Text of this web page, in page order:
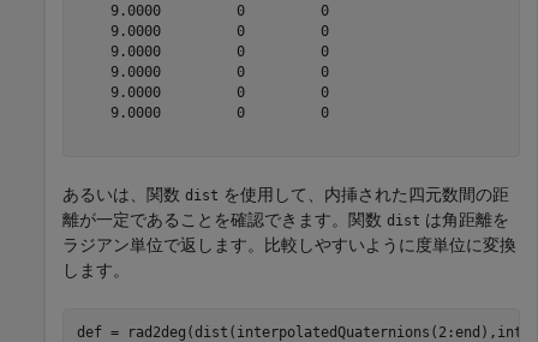
    9.0000         0         0
    9.0000         0         0
    9.0000         0         0
    9.0000         0         0
    9.0000         0         0
    9.0000         0         0
あるいは、関数 dist を使用して、内挿された四元数間の距
離が一定であることを確認できます。関数 dist は角距離を
ラジアン単位で返します。比較しやすいように度単位に変換
します。
def =